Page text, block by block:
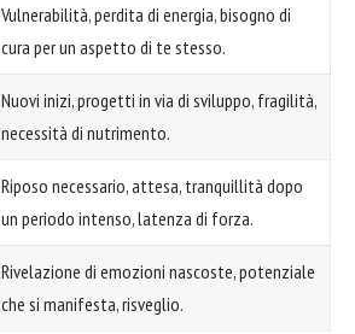
Vulnerabilità, perdita di energia, bisogno di
cura per un aspetto di te stesso.
Nuovi inizi, progetti in via di sviluppo, fragilità,
necessità di nutrimento.
Riposo necessario, attesa, tranquillità dopo
un periodo intenso, latenza di forza.
Rivelazione di emozioni nascoste, potenziale
che si manifesta, risveglio.